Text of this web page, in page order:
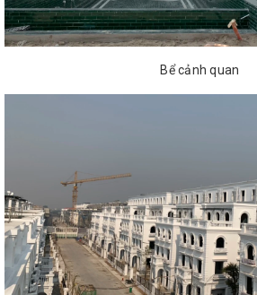
Bể cảnh quan